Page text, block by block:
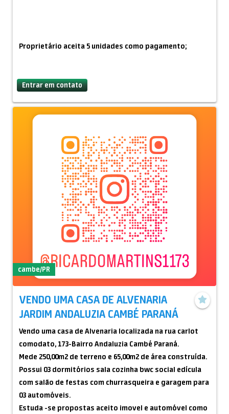
Proprietário aceita 5 unidades como pagamento;
RENOVADO;
Entrar em contato
cambe/PR
VENDO UMA CASA DE ALVENARIA
JARDIM ANDALUZIA CAMBÉ PARANÁ
Vendo uma casa de Alvenaria localizada na rua carlot
comodato, 173-Bairro Andaluzia Cambé Paraná.
Mede 250,00m2 de terreno e 65,00m2 de área construída.
Possui 03 dormitórios sala cozinha bwc social edícula
com salão de festas com churrasqueira e garagem para
03 automóveis.
Estuda -se propostas aceito imovel e automóvel como